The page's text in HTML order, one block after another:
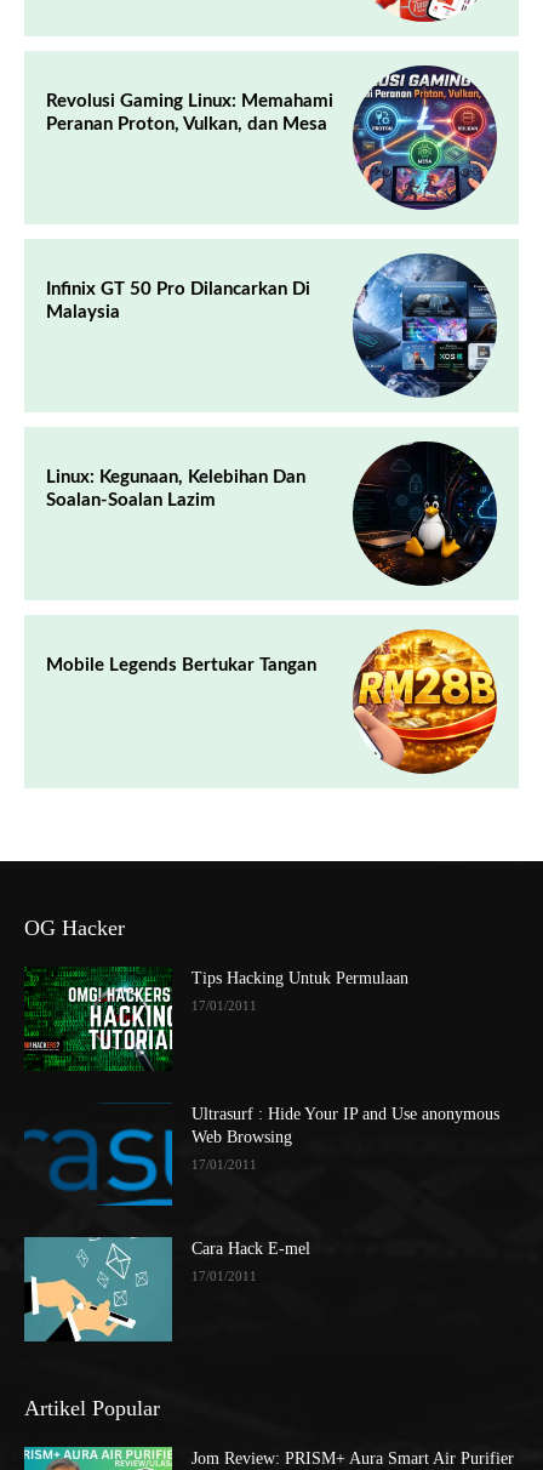
Revolusi Gaming Linux: Memahami
Peranan Proton, Vulkan, dan Mesa
Infinix GT 50 Pro Dilancarkan Di
Malaysia
Linux: Kegunaan, Kelebihan Dan
Soalan-Soalan Lazim
Mobile Legends Bertukar Tangan
OG Hacker
Tips Hacking Untuk Permulaan
17/01/2011
Ultrasurf : Hide Your IP and Use anonymous
Web Browsing
17/01/2011
Cara Hack E-mel
17/01/2011
Artikel Popular
Jom Review: PRISM+ Aura Smart Air Purifier